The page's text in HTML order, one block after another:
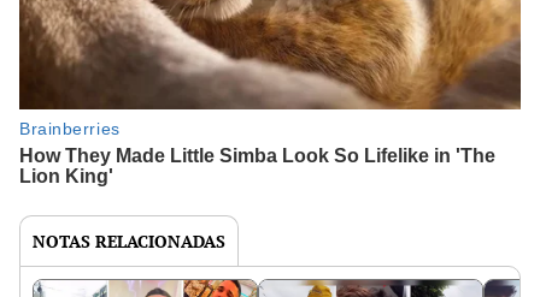
NOTAS RELACIONADAS